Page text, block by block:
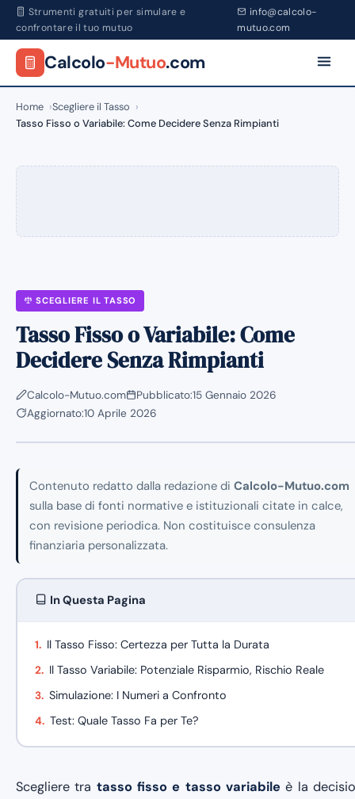
Strumenti gratuiti per simulare e
confrontare il tuo mutuo
info@calcolo-
mutuo.com
Calcolo-Mutuo.com
Home
Scegliere il Tasso
Tasso Fisso o Variabile: Come Decidere Senza Rimpianti
SCEGLIERE IL TASSO
Tasso Fisso o Variabile: Come
Decidere Senza Rimpianti
Calcolo-Mutuo.com Pubblicato:15 Gennaio 2026
Aggiornato:10 Aprile 2026
Contenuto redatto dalla redazione di Calcolo-Mutuo.com
sulla base di fonti normative e istituzionali citate in calce,
con revisione periodica. Non costituisce consulenza
finanziaria personalizzata.
In Questa Pagina
Il Tasso Fisso: Certezza per Tutta la Durata
Il Tasso Variabile: Potenziale Risparmio, Rischio Reale
Simulazione: I Numeri a Confronto
Test: Quale Tasso Fa per Te?
Scegliere tra tasso fisso e tasso variabile è la